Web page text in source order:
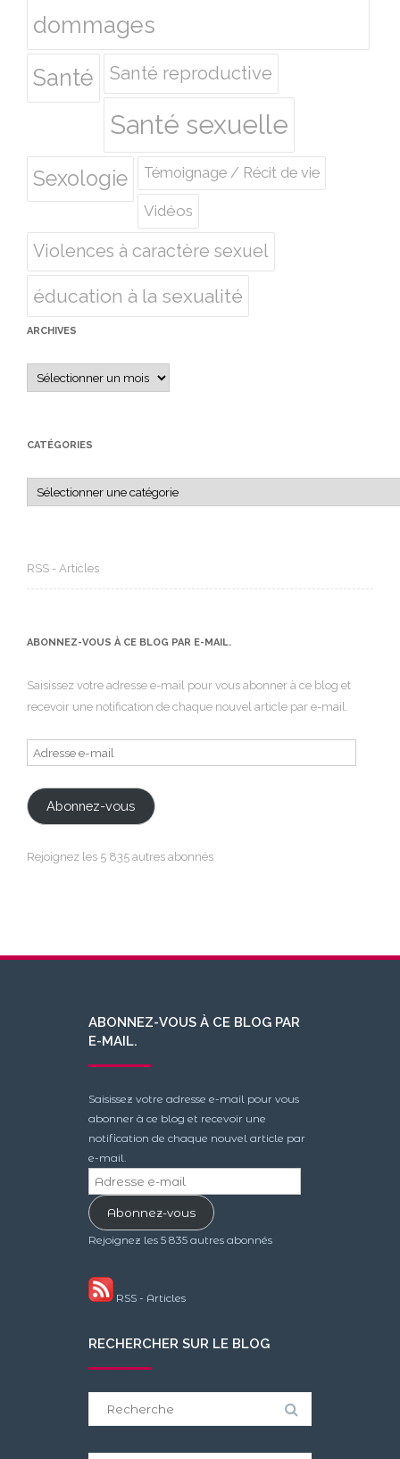
dommages
Santé
Santé reproductive
Santé sexuelle
Sexologie Témoignage / Récit de vie
Vidéos
Violences à caractère sexuel
éducation à la sexualité
ARCHIVES
Archives
CATÉGORIES
Catégories
RSS - Articles
ABONNEZ-VOUS À CE BLOG PAR E-MAIL.
Saisissez votre adresse e-mail pour vous abonner à ce blog et
recevoir une notification de chaque nouvel article par e-mail.
Adresse
e-
mail
Abonnez-vous
Rejoignez les 5 835 autres abonnés
ABONNEZ-VOUS À CE BLOG PAR
E-MAIL.
Saisissez votre adresse e-mail pour vous
abonner à ce blog et recevoir une
notification de chaque nouvel article par
e-mail.
Adresse
e-
mailAbonnez-vous
Rejoignez les 5 835 autres abonnés
RSS - Articles
RECHERCHER SUR LE BLOG